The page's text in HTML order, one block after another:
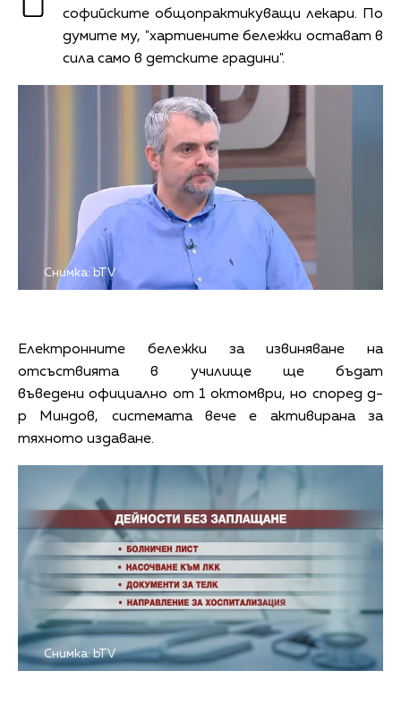
софийските общопрактикуващи лекари. По
думите му, "хартиените бележки остават в
сила само в детските градини".
Снимка: bTV
Електронните бележки за извиняване на
отсъствията в училище ще бъдат
въведени официално от 1 октомври, но според д-
р Миндов, системата вече е активирана за
тяхното издаване.
Снимка: bTV